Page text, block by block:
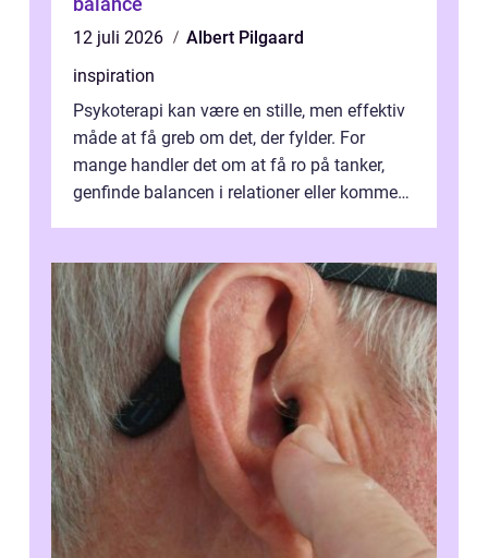
12 juli 2026
Albert Pilgaard
inspiration
Psykoterapi kan være en stille, men effektiv
måde at få greb om det, der fylder. For
mange handler det om at få ro på tanker,
genfinde balancen i relationer eller komme